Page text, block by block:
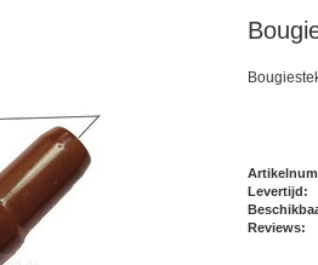
Levertijd:
Reviews: